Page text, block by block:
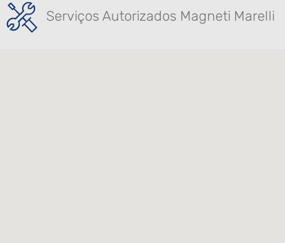
Serviços Autorizados Magneti Marelli